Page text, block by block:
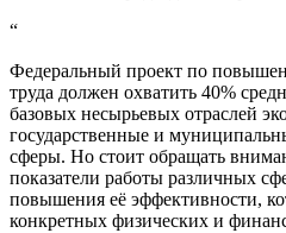
“
Федеральный проект по
труда должен охватить 40%
базовых несырьевых отраслей
государственные и
сферы. Но стоит обращать
показатели работы различных
повышения её эффективности,
конкретных физических и